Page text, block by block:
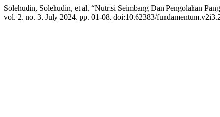
Solehudin, Solehudin, et al. “Nutrisi Seimbang Dan Pengolahan
vol. 2, no. 3, July 2024, pp. 01-08, doi:10.62383/